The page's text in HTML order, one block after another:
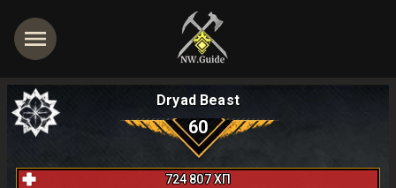
Dryad Beast
60
724 807ХП